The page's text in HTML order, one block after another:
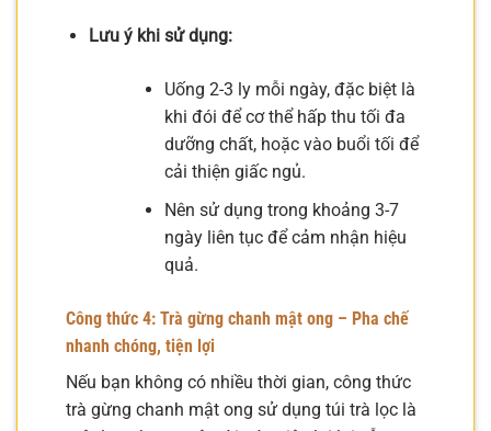
Lưu ý khi sử dụng:
Uống 2-3 ly mỗi ngày, đặc biệt là
khi đói để cơ thể hấp thu tối đa
dưỡng chất, hoặc vào buổi tối để
cải thiện giấc ngủ.
Nên sử dụng trong khoảng 3-7
ngày liên tục để cảm nhận hiệu
quả.
Công thức 4: Trà gừng chanh mật ong – Pha chế
nhanh chóng, tiện lợi
Nếu bạn không có nhiều thời gian, công thức
trà gừng chanh mật ong sử dụng túi trà lọc là